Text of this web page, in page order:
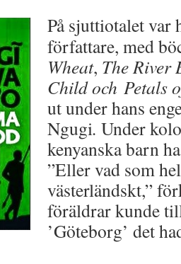
På sjuttiotalet var
författare, med
Wheat, The River
Child och Petals
ut under hans
Ngugi. Under
kenyanska barn
”Eller vad som
västerländskt,”
föräldrar kunde
’Göteborg’ det